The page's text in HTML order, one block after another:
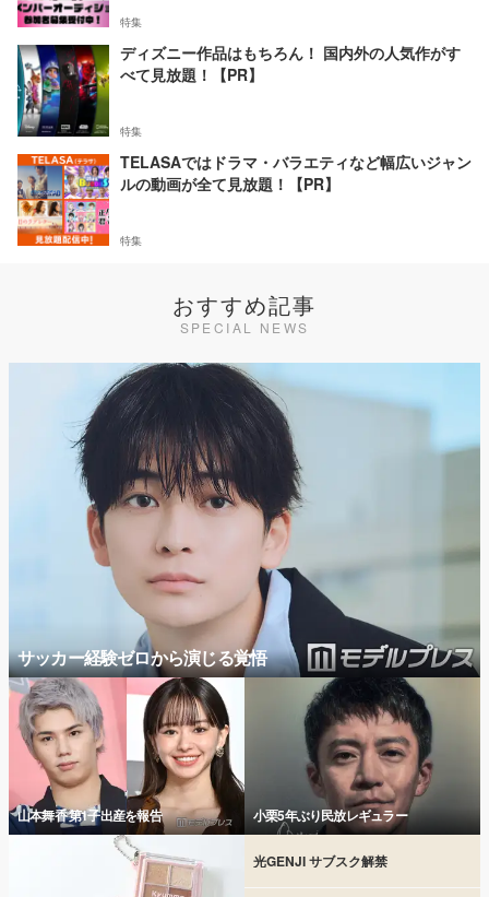
特集
ディズニー作品はもちろん！ 国内外の人気作がす
べて見放題！【PR】
特集
TELASAではドラマ・バラエティなど幅広いジャン
ルの動画が全て見放題！【PR】
特集
おすすめ記事
SPECIAL NEWS
サッカー経験ゼロから演じる覚悟
山本舞香 第1子出産を報告 小栗5年ぶり民放レギュラー
光GENJI サブスク解禁